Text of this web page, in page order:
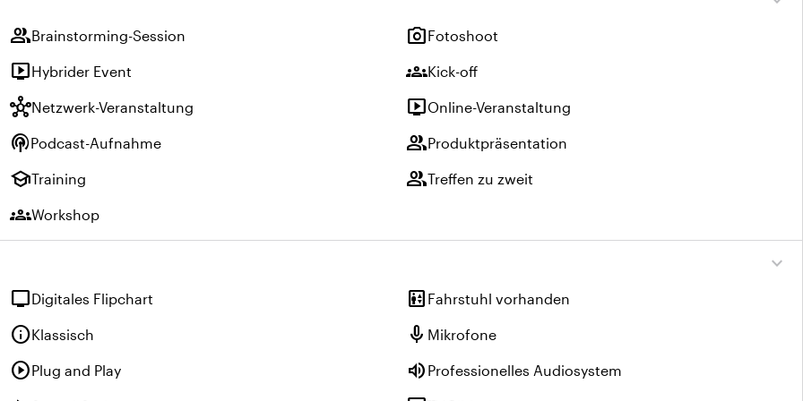
groupBrainstorming-Session photo_cameraFotoshoot
live_tvHybrider Event groupsKick-off
hubNetzwerk-Veranstaltung live_tvOnline-Veranstaltung
podcastsPodcast-Aufnahme groupProduktpräsentation
schoolTraining groupTreffen zu zweit
groupsWorkshop
expand_more
tvDigitales Flipchart elevator Fahrstuhl vorhanden
infoKlassisch mic Mikrofone
play_circlePlug and Play volume_up Professionelles Audiosystem